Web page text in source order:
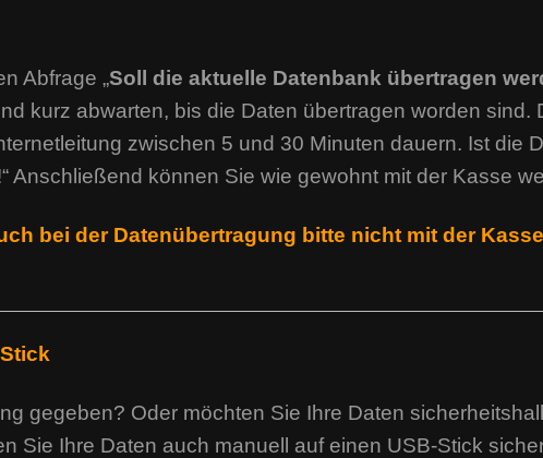
Abfrage „Soll die aktuelle Datenbank übertragen
kurz abwarten, bis die Daten übertragen worden sind.
zwischen 5 und 30 Minuten dauern. Ist die
Anschließend können Sie wie gewohnt mit der Kasse
bei der Datenübertragung bitte nicht mit der
gegeben? Oder möchten Sie Ihre Daten
Sie Ihre Daten auch manuell auf einen USB-Stick